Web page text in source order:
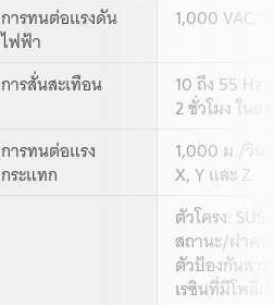
การทนต่อแรงดัน
ไฟฟ้า
1,000 VAC,
การสั่นสะเทือน 10 ถึง 55
2 ชั่วโมง ใน
การทนต่อแรง
กระแทก
1,000 ม./วิน
X, Y และ Z
ตัวโครง:
สถานะ/ฝาคร
ตัวป้องกันสา
เรซินที่มีโพลี